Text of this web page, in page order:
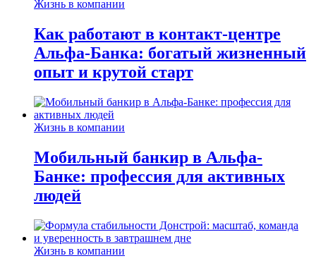
Жизнь в компании
Как работают в контакт-центре
Альфа-Банка: богатый жизненный
опыт и крутой старт
Жизнь в компании
Мобильный банкир в Альфа-
Банке: профессия для активных
людей
Жизнь в компании